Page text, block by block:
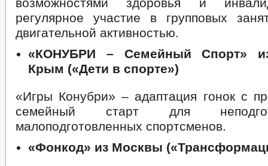
регулярное участие в групповых
двигательной активностью.
«КОНУБРИ – Семейный Спорт»
Крым («Дети в спорте»)
«Игры Конубри» – адаптация гонок с
семейный старт для
малоподготовленных спортсменов.
«Фонкод» из Москвы